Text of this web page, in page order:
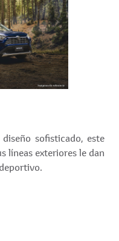
sofisticado, este
líneas exteriores le dan